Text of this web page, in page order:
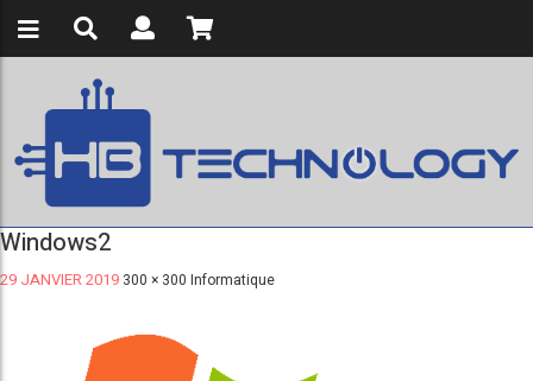
Windows2
29 JANVIER 2019 300 × 300 Informatique